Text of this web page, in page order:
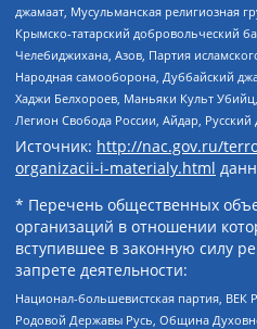
джамаат, Мусульманская религиозная
Крымско-татарский добровольческий
Челебиджихана, Азов, Партия
Народная самооборона, Дуббайский
Хаджи Белхороев, Маньяки Культ
Легион Свобода России, Айдар,
Источник: http://nac.gov.ru/
organizacii-i-materialy.html
* Перечень общественных
организаций в отношении
вступившее в законную силу
запрете деятельности:
Национал-большевистская партия, ВЕК
Родовой Державы Русь, Община